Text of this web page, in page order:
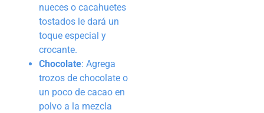
nueces o cacahuetes
tostados le dará un
toque especial y
crocante.
Chocolate: Agrega
trozos de chocolate o
un poco de cacao en
polvo a la mezcla